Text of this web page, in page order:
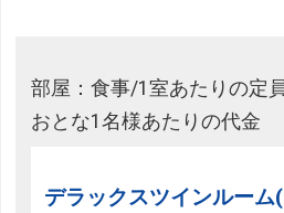
部屋：食事/1室あたりの定
おとな1名様あたりの代金
デラックスツインルーム